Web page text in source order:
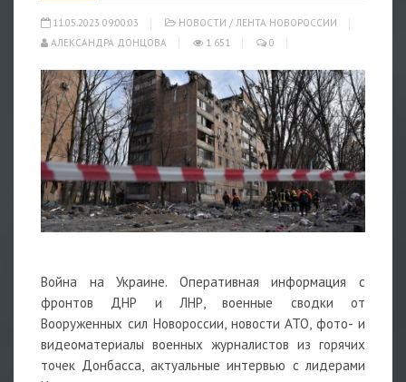
11.05.2023 09:00:03 НОВОСТИ / ЛЕНТА НОВОРОССИИ
АЛЕКСАНДРА ДОНЦОВА
1 651 0
Война на Украине. Оперативная информация с
фронтов ДНР и ЛНР, военные сводки от
Вооруженных сил Новороссии, новости АТО, фото- и
видеоматериалы военных журналистов из горячих
точек Донбасса, актуальные интервью с лидерами